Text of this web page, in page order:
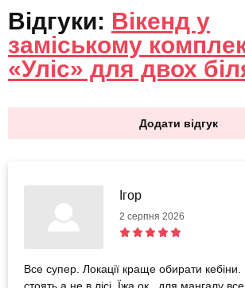
Відгуки: Вікенд у
заміському
«Уліс» для двох
Додати відгук
Ігор
2 серпня 2026
Все супер. Локації краще обирати